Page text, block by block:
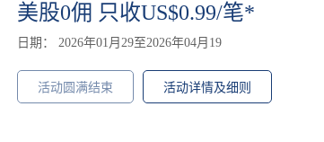
美股0佣 只收US$0.99/笔*
日期： 2026年01月29至2026年04月19
活动圆满结束 活动详情及细则